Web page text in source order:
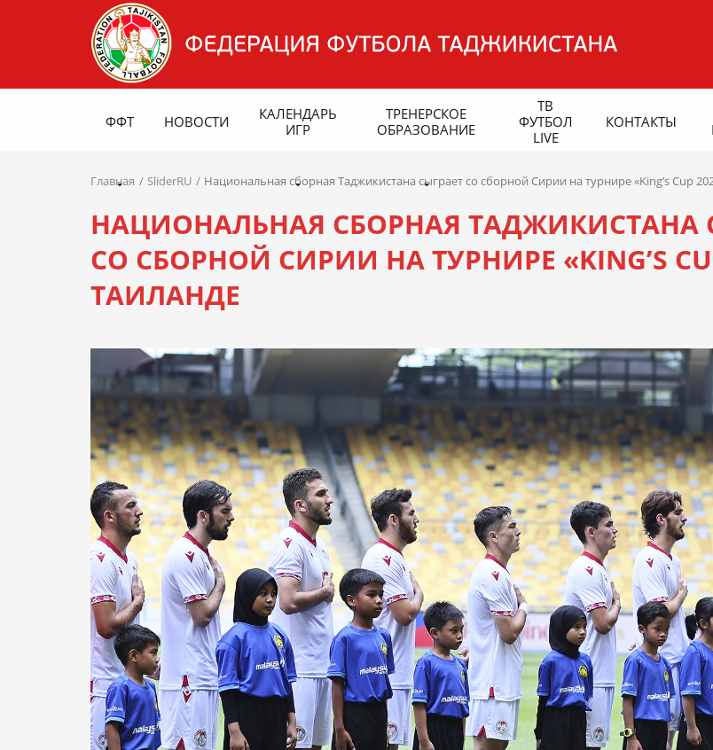
ФФТ НОВОСТИ
КАЛЕНДАРЬ
ИГР
ТРЕНЕРСКОЕ
ОБРАЗОВАНИЕ
ТВ
ФУТБОЛ
LIVE
КОНТАКТЫ
Главная SliderRU Национальная сборная Таджикистана сыграет со сборной Сирии на турнире «King’s Cup
НАЦИОНАЛЬНАЯ СБОРНАЯ ТАДЖИКИСТАНА
СО СБОРНОЙ СИРИИ НА ТУРНИРЕ «KING’S
ТАИЛАНДЕ